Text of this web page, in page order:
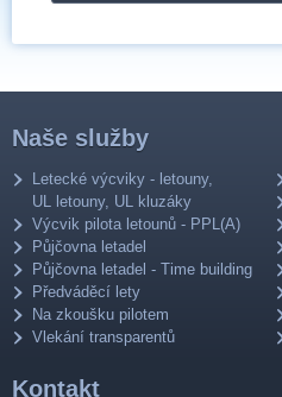
Naše služby
Letecké výcviky - letouny,
UL letouny, UL kluzáky
Výcvik pilota letounů - PPL(A)
Půjčovna letadel
Půjčovna letadel - Time building
Předváděcí lety
Na zkoušku pilotem
Vlekání transparentů
Kontakt